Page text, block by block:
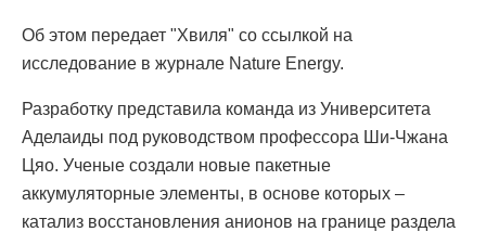
Об этом передает "Хвиля" со ссылкой на
исследование в журнале Nature Energy.
Разработку представила команда из Университета
Аделаиды под руководством профессора Ши-Чжана
Цяо. Ученые создали новые пакетные
аккумуляторные элементы, в основе которых –
катализ восстановления анионов на границе раздела